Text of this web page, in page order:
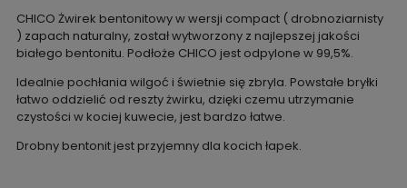
CHICO Żwirek bentonitowy w wersji compact ( drobnoziarnisty
) zapach naturalny, został wytworzony z najlepszej jakości
białego bentonitu. Podłoże CHICO jest odpylone w 99,5%.
Idealnie pochłania wilgoć i świetnie się zbryla. Powstałe bryłki
łatwo oddzielić od reszty żwirku, dzięki czemu utrzymanie
czystości w kociej kuwecie, jest bardzo łatwe.
Drobny bentonit jest przyjemny dla kocich łapek.